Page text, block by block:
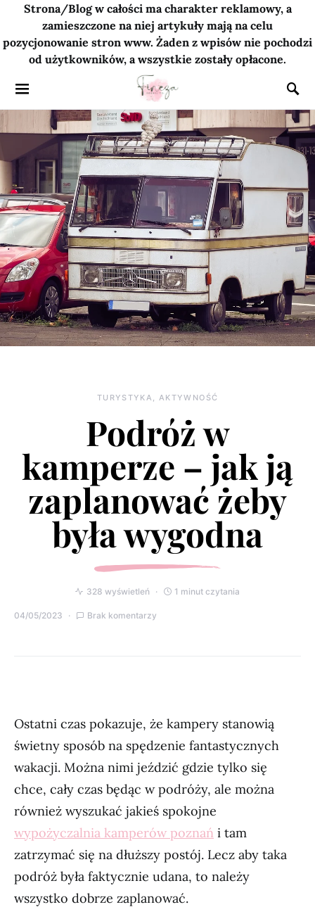
Strona/Blog w całości ma charakter reklamowy, a
zamieszczone na niej artykuły mają na celu
pozycjonowanie stron www. Żaden z wpisów nie pochodzi
od użytkowników, a wszystkie zostały opłacone.
TURYSTYKA, AKTYWNOŚĆ
Podróż w
kamperze – jak ją
zaplanować żeby
była wygodna
328 wyświetleń 1 minut czytania
04/05/2023 Brak komentarzy
Ostatni czas pokazuje, że kampery stanowią
świetny sposób na spędzenie fantastycznych
wakacji. Można nimi jeździć gdzie tylko się
chce, cały czas będąc w podróży, ale można
również wyszukać jakieś spokojne
wypożyczalnia kamperów poznań i tam
zatrzymać się na dłuższy postój. Lecz aby taka
podróż była faktycznie udana, to należy
wszystko dobrze zaplanować.